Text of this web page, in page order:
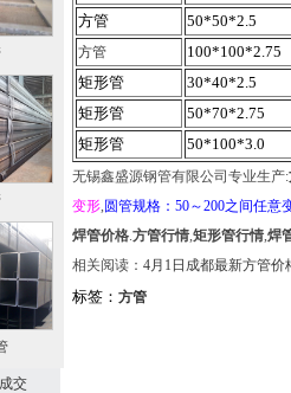
交
方管
50*50*2.5
方管 100*100*2.75
矩形管
30*40*2.5
矩形管
50*70*2.75
矩形管
50*100*3.0
无锡鑫盛源钢管有限公司专业生产:
变形, 圆管规格：50～200之间任意
焊管价格.方管行情,矩形管行情,焊
相关阅读： 4月1日成都最新方管价
标签： 方管